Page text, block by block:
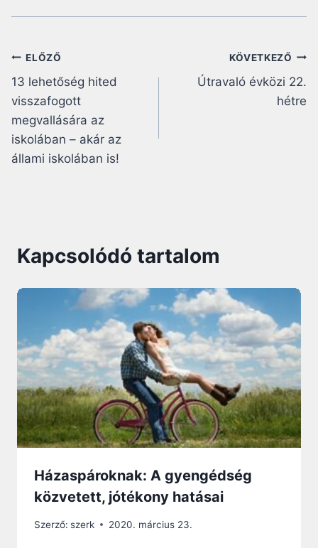
Bejegyzés
navigáció
ELŐZŐ
13 lehetőség hited
visszafogott
megvallására az
iskolában – akár az
állami iskolában is!
KÖVETKEZŐ
Útravaló évközi 22.
hétre
Kapcsolódó tartalom
Házaspároknak: A gyengédség
közvetett, jótékony hatásai
Szerző: szerk 2020. március 23.